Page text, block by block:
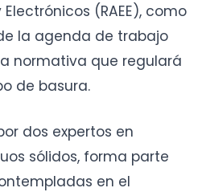
(RAEE), como
la agenda de trabajo
normativa que regulará
de basura.
dos expertos en
sólidos, forma parte
en el